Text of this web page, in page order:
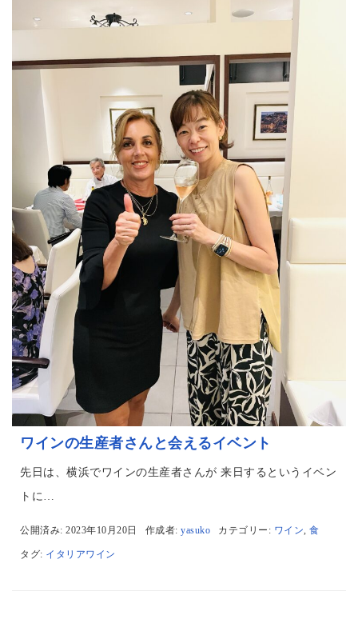
ワインの生産者さんと会えるイベント
先日は、横浜でワインの生産者さんが 来日するというイベン
トに…
公開済み: 2023年10月20日 作成者: yasuko カテゴリー: ワイン, 食
タグ: イタリアワイン